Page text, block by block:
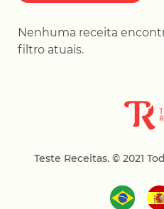
Mais populares
Nenhuma receita
filtro atuais.
Teste Receitas. © 2021